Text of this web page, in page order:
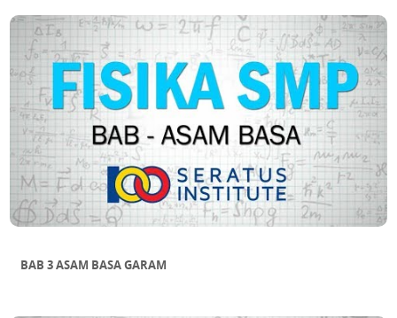
BAB 3 ASAM BASA GARAM